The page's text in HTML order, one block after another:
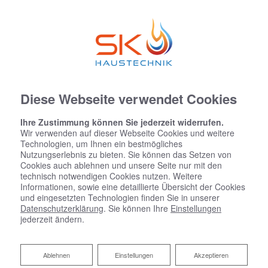
Diese Webseite verwendet Cookies
Ihre Zustimmung können Sie jederzeit widerrufen.
Wir verwenden auf dieser Webseite Cookies und weitere
Technologien, um Ihnen ein bestmögliches
Nutzungserlebnis zu bieten. Sie können das Setzen von
Cookies auch ablehnen und unsere Seite nur mit den
technisch notwendigen Cookies nutzen. Weitere
Informationen, sowie eine detaillierte Übersicht der Cookies
und eingesetzten Technologien finden Sie in unserer
Datenschutzerklärung. Sie können Ihre Einstellungen
jederzeit ändern.
Akzeptieren
Einstellungen
Ablehnen
Ablehnen